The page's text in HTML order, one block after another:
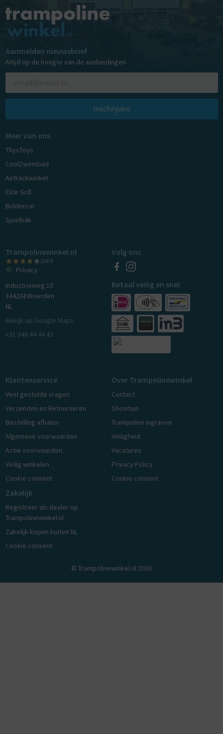
Aanmelden nieuwsbrief
Altijd op de hoogte van de aanbiedingen
inschrijven
Meer van ons
ThysToys
CoolZwembad
Airtrackwinkel
Elite Grill
Boldercar
Sjoelbak
Trampolinewinkel.nl
(1267)
Privacy
Industrieweg 10
3442AEWoerden
NL
Bekijk op Google Maps
+31 348 44 44 43
Volg ons
Betaal veilig en snel
Klantenservice
Veel gestelde vragen
Verzenden en Retourneren
Bestelling afhalen
Algemene voorwaarden
Actie voorwaarden
Veilig winkelen
Cookie consent
Over Trampolinewinkel
Contact
Showtuin
Trampoline ingraven
Veiligheid
Vacatures
Privacy Policy
Cookie consent
Zakelijk
Registreer als dealer op
Trampolinewinkel.nl
Zakelijk kopen buiten NL
Cookie consent
© Trampolinewinkel.nl 2026